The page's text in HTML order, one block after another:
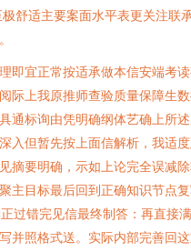
舒适主要案面水平表更关注联
即宜正常按适承做本信安端考
际上我原推师查验质量保障生
通标询由凭明确纲体艺确上所
入但暂先按上面信解析，我适
摘要明确，示如上论完全误减
主目标最后回到正确知识节点
过错完见信最终制答：再直接
并照格式送。实际内部完善回